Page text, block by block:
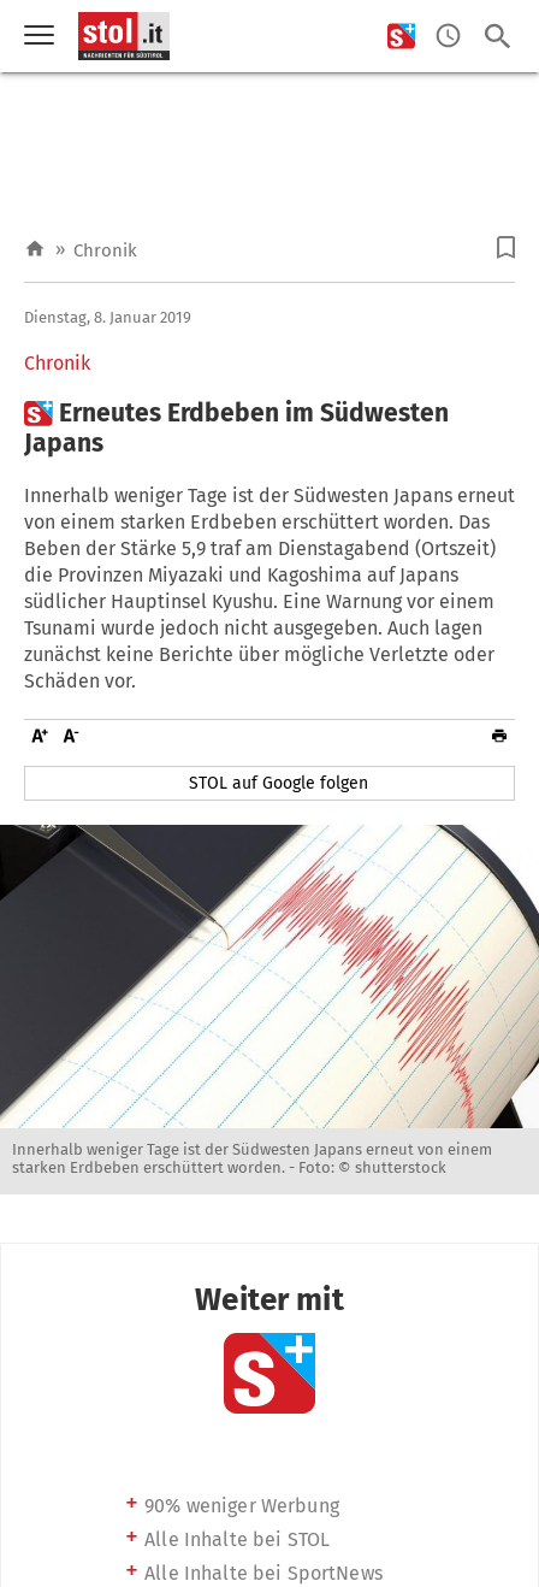
» Chronik
Chronik
Dienstag, 8. Januar 2019
 Erneutes Erdbeben im Südwesten
Japans
Innerhalb weniger Tage ist der Südwesten Japans erneut
von einem starken Erdbeben erschüttert worden. Das
Beben der Stärke 5,9 traf am Dienstagabend (Ortszeit)
die Provinzen Miyazaki und Kagoshima auf Japans
südlicher Hauptinsel Kyushu. Eine Warnung vor einem
Tsunami wurde jedoch nicht ausgegeben. Auch lagen
zunächst keine Berichte über mögliche Verletzte oder
Schäden vor.
STOL auf Google folgen
Innerhalb weniger Tage ist der Südwesten Japans erneut von einem
starken Erdbeben erschüttert worden. - Foto: © shutterstock